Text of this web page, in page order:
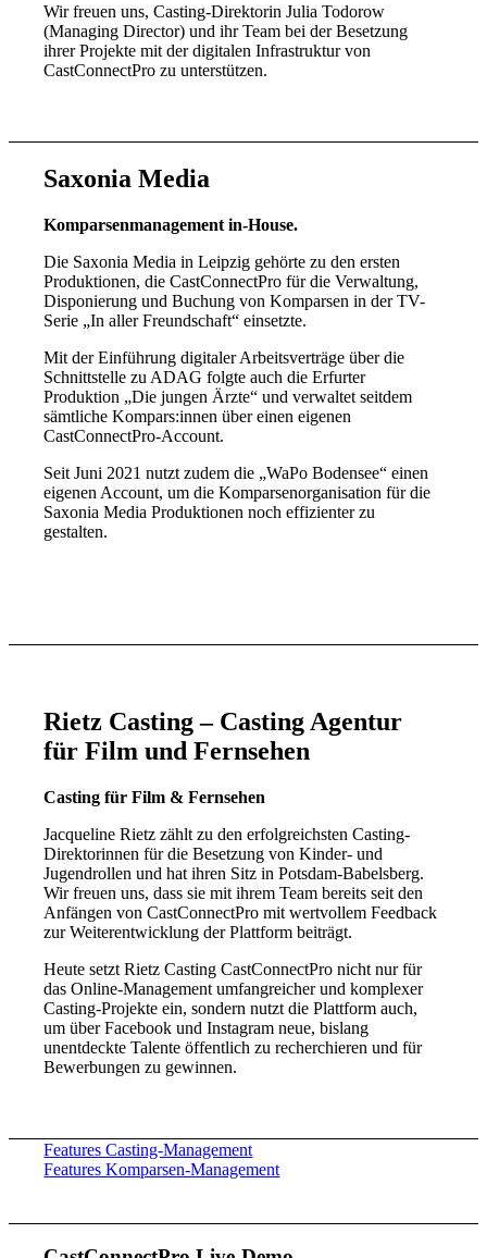
Wir freuen uns, Casting-Direktorin Julia Todorow
(Managing Director) und ihr Team bei der Besetzung
ihrer Projekte mit der digitalen Infrastruktur von
CastConnectPro zu unterstützen.
Saxonia Media
Komparsenmanagement in-House.
Die Saxonia Media in Leipzig gehörte zu den ersten
Produktionen, die CastConnectPro für die Verwaltung,
Disponierung und Buchung von Komparsen in der TV-
Serie „In aller Freundschaft“ einsetzte.
Mit der Einführung digitaler Arbeitsverträge über die
Schnittstelle zu ADAG folgte auch die Erfurter
Produktion „Die jungen Ärzte“ und verwaltet seitdem
sämtliche Kompars:innen über einen eigenen
CastConnectPro-Account.
Seit Juni 2021 nutzt zudem die „WaPo Bodensee“ einen
eigenen Account, um die Komparsenorganisation für die
Saxonia Media Produktionen noch effizienter zu
gestalten.
Rietz Casting – Casting Agentur
für Film und Fernsehen
Casting für Film & Fernsehen
Jacqueline Rietz zählt zu den erfolgreichsten Casting-
Direktorinnen für die Besetzung von Kinder- und
Jugendrollen und hat ihren Sitz in Potsdam-Babelsberg.
Wir freuen uns, dass sie mit ihrem Team bereits seit den
Anfängen von CastConnectPro mit wertvollem Feedback
zur Weiterentwicklung der Plattform beiträgt.
Heute setzt Rietz Casting CastConnectPro nicht nur für
das Online-Management umfangreicher und komplexer
Casting-Projekte ein, sondern nutzt die Plattform auch,
um über Facebook und Instagram neue, bislang
unentdeckte Talente öffentlich zu recherchieren und für
Bewerbungen zu gewinnen.
Features Casting-Management
Features Komparsen-Management